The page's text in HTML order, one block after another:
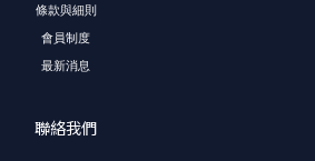
條款與細則
會員制度
最新消息
聯絡我們